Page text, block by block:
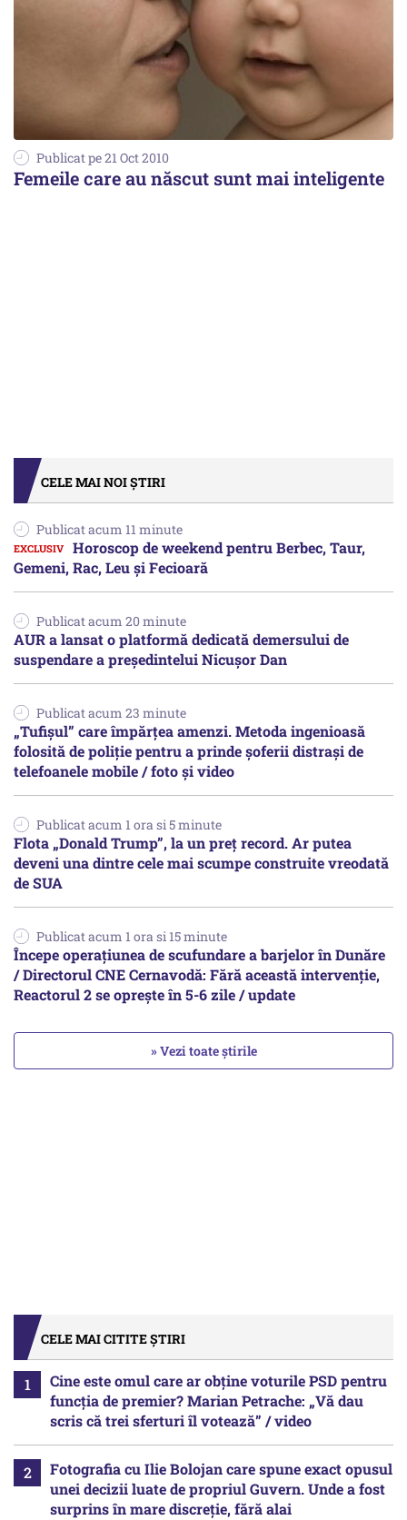
Publicat pe 21 Oct 2010
Femeile care au născut sunt mai inteligente
CELE MAI NOI ȘTIRI
Publicat acum 11 minute
Horoscop de weekend pentru Berbec, Taur,
Gemeni, Rac, Leu și Fecioară
Publicat acum 20 minute
AUR a lansat o platformă dedicată demersului de
suspendare a președintelui Nicușor Dan
Publicat acum 23 minute
„Tufișul” care împărțea amenzi. Metoda ingenioasă
folosită de poliție pentru a prinde șoferii distrași de
telefoanele mobile / foto și video
Publicat acum 1 ora si 5 minute
Flota „Donald Trump”, la un preț record. Ar putea
deveni una dintre cele mai scumpe construite vreodată
de SUA
Publicat acum 1 ora si 15 minute
Începe operațiunea de scufundare a barjelor în Dunăre
/ Directorul CNE Cernavodă: Fără această intervenție,
Reactorul 2 se oprește în 5-6 zile / update
» Vezi toate știrile
CELE MAI CITITE ȘTIRI
Cine este omul care ar obține voturile PSD pentru
funcția de premier? Marian Petrache: „Vă dau
scris că trei sferturi îl votează” / video
Fotografia cu Ilie Bolojan care spune exact opusul
unei decizii luate de propriul Guvern. Unde a fost
surprins în mare discreție, fără alai